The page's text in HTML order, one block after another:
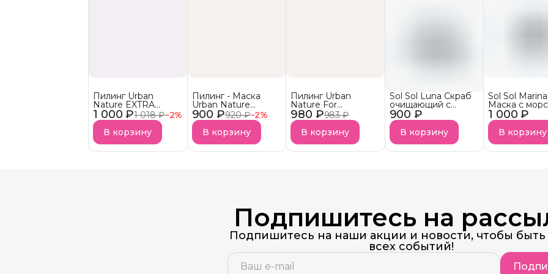
1 000 ₽1 018 ₽−2%
Пилинг Urban
Nature EXTRA
POWER for
professional
В корзину
900 ₽920 ₽−2%
Пилинг - Маска
Urban Nature
REGULAR Для
домашнего
применения
В корзину
980 ₽983 ₽
Пилинг Urban
Nature For
PROFESSIONAL
для кожи головы
В корзину
900 ₽
Sol Sol Luna Скраб
очищающий с
маслом миндаля
В корзину
1 000 ₽
Sol Sol Marina
Маска с
солью
В корзину
Подпишитесь на
Подпишитесь на наши акции и новости, чтобы быть
всех событий!